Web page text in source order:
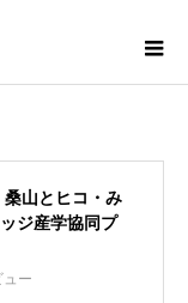
山とヒコ・み
ジ産学協同プ
ュー